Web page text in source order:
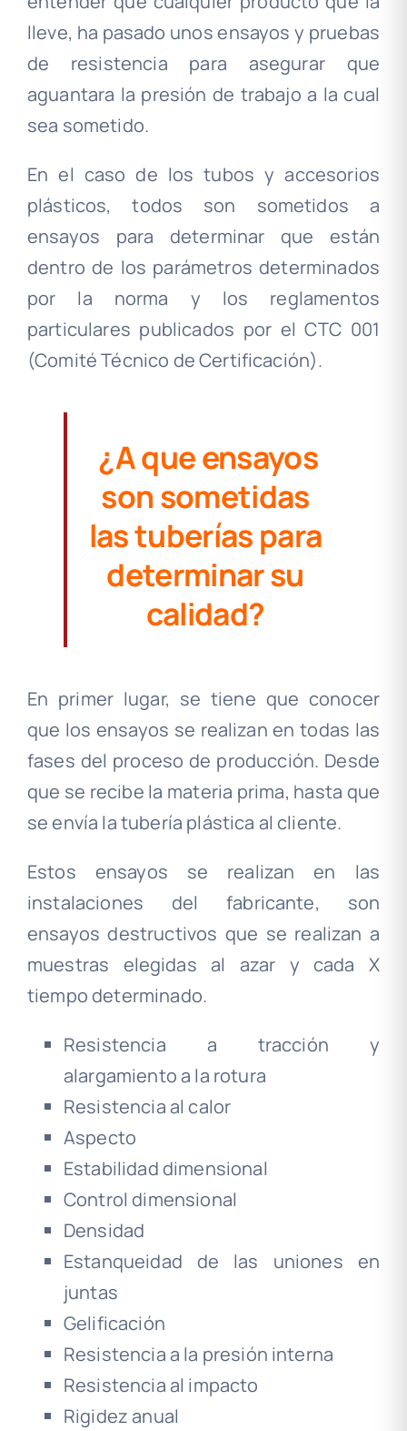
lleve, ha pasado unos ensayos y pruebas
de resistencia para asegurar que
aguantara la presión de trabajo a la cual
sea sometido.
En el caso de los tubos y accesorios
plásticos, todos son sometidos a
ensayos para determinar que están
dentro de los parámetros determinados
por la norma y los reglamentos
particulares publicados por el CTC 001
(Comité Técnico de Certificación).
¿A que ensayos
son sometidas
las tuberías para
determinar su
calidad?
En primer lugar, se tiene que conocer
que los ensayos se realizan en todas las
fases del proceso de producción. Desde
que se recibe la materia prima, hasta que
se envía la tubería plástica al cliente.
Estos ensayos se realizan en las
instalaciones del fabricante, son
ensayos destructivos que se realizan a
muestras elegidas al azar y cada X
tiempo determinado.
Resistencia a tracción y
alargamiento a la rotura
Resistencia al calor
Aspecto
Estabilidad dimensional
Control dimensional
Densidad
Estanqueidad de las uniones en
juntas
Gelificación
Resistencia a la presión interna
Resistencia al impacto
Rigidez anual